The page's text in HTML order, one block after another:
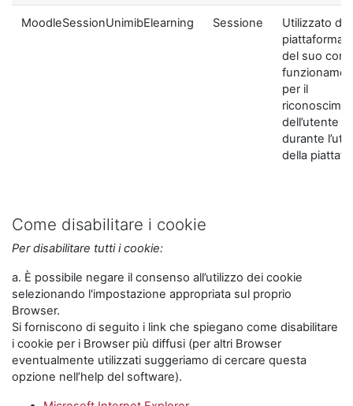
MoodleSessionUnimibElearning Sessione
Utilizzato
piattaforma
del suo
per il
dell’utente
durante
della
Come disabilitare i cookie
Per disabilitare tutti i cookie:
a. È possibile negare il consenso all’utilizzo dei cookie
selezionando l'impostazione appropriata sul proprio
Browser.
Si forniscono di seguito i link che spiegano come disabilitare
i cookie per i Browser più diffusi (per altri Browser
eventualmente utilizzati suggeriamo di cercare questa
opzione nell’help del software).